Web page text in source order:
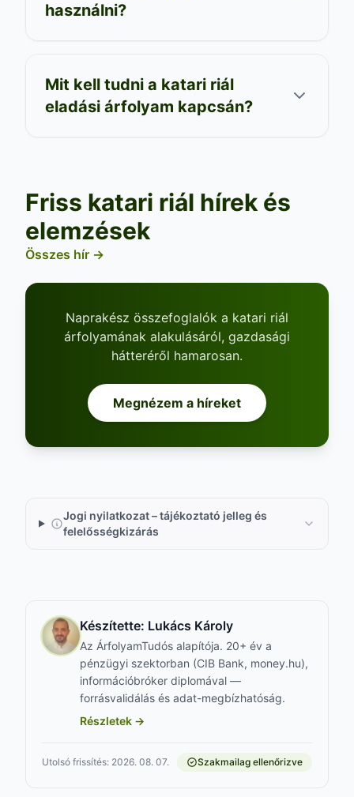
használni?
Mit kell tudni a katari riál
eladási árfolyam kapcsán?
Friss katari riál hírek és
elemzések
Összes hír →
Naprakész összefoglalók a katari riál
árfolyamának alakulásáról, gazdasági
hátteréről hamarosan.
Megnézem a híreket
Jogi nyilatkozat – tájékoztató jelleg és
felelősségkizárás
Készítette: Lukács Károly
Az ÁrfolyamTudós alapítója. 20+ év a
pénzügyi szektorban (CIB Bank, money.hu),
információbróker diplomával —
forrásvalidálás és adat-megbízhatóság.
Részletek →
Utolsó frissítés: 2026. 08. 07. Szakmailag ellenőrizve